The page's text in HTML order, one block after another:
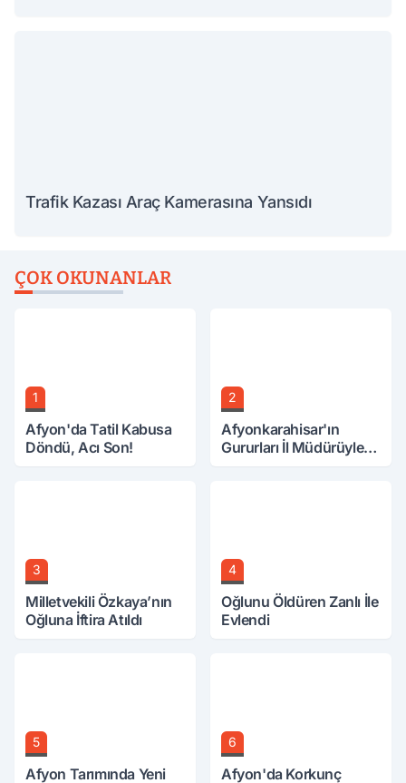
Trafik Kazası Araç Kamerasına Yansıdı
ÇOK OKUNANLAR
1
Afyon'da Tatil Kabusa
Döndü, Acı Son!
2
Afyonkarahisar'ın
Gururları İl Müdürüyle
3
Milletvekili Özkaya’nın
Oğluna İftira Atıldı
4
Oğlunu Öldüren Zanlı İle
Evlendi
5
Afyon Tarımında Yeni
6
Afyon'da Korkunç